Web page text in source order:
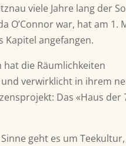
viele Jahre lang der
O’Connor war, hat am 1.
Kapitel angefangen.
hat die Räumlichkeiten
verwirklicht in ihrem
Das «Haus der
geht es um Teekultur,